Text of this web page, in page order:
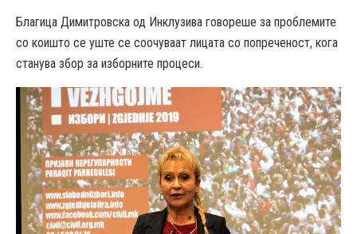
Благица Димитровска од Инклузива говореше за проблемите
со коишто се уште се соочуваат лицата со попреченост, кога
станува збор за изборните процеси.